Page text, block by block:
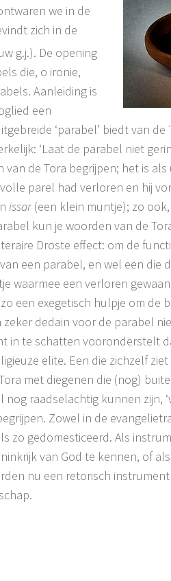
we in de
zich in de
g.j.). De opening
die, o ironie,
Aanleiding is
een
‘parabel’ biedt van de
‘Laat de parabel niet
de Tora begrijpen; het is als
parel had verloren en hij
issar(een klein muntje); zo
kun je woorden van de
Droste effect: om de
een parabel, en wel een die
waarmee een verloren
een exegetisch hulpje om de
dedain voor de parabel
in te schatten vooronderstelt
elite. Een die zichzelf ziet
met diegenen die (nog)
raadselachtig kunnen zijn,
Zowel in de
zo gedomesticeerd. Als
van God te kennen, of als
nu een retorisch